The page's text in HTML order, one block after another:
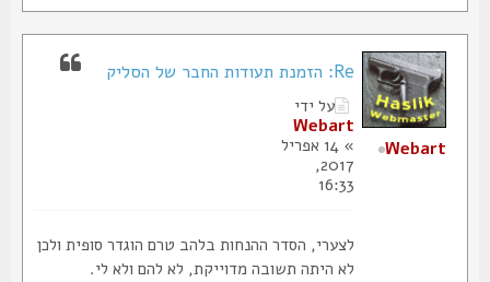
Re: הזמנת תעודות החבר של הסליק
על ידי
Webart
» 14 אפריל
2017,
16:33
לצערי, הסדר ההנחות בלהב טרם הוגדר סופית ולכן
לא היתה תשובה מדוייקת, לא להם ולא לי.
Webart